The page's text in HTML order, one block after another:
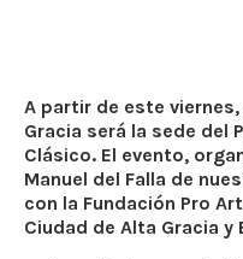
A partir de este
Gracia será la sede del
Clásico. El evento,
Manuel del Falla de
con la Fundación Pro
Ciudad de Alta Gracia y